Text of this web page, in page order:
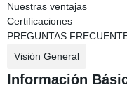
Nuestras ventajas
Certificaciones
PREGUNTAS
Visión General
Información